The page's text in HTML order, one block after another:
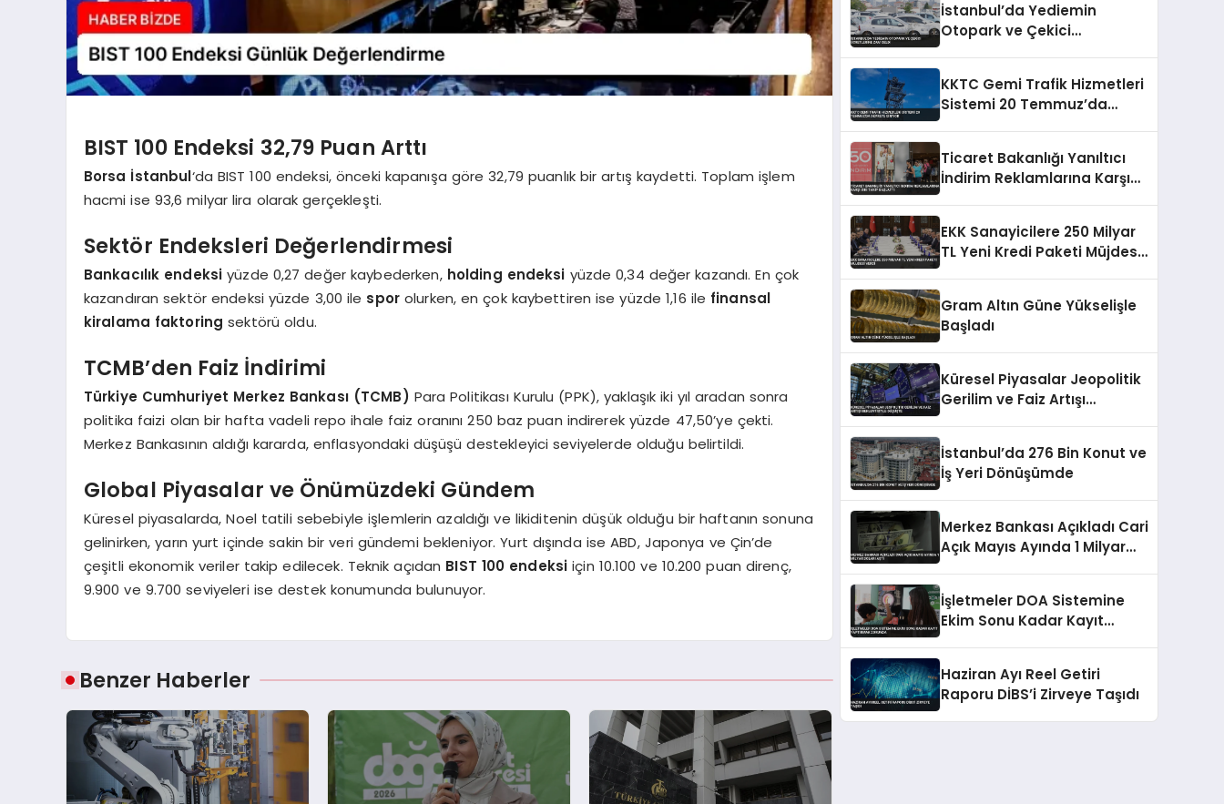
BIST 100 Endeksi 32,79 Puan Arttı
Borsa İstanbul‘da BIST 100 endeksi, önceki kapanışa göre 32,79 puanlık bir artış kaydetti. Toplam işlem
hacmi ise 93,6 milyar lira olarak gerçekleşti.
Sektör Endeksleri Değerlendirmesi
Bankacılık endeksi yüzde 0,27 değer kaybederken, holding endeksi yüzde 0,34 değer kazandı. En çok
kazandıran sektör endeksi yüzde 3,00 ile spor olurken, en çok kaybettiren ise yüzde 1,16 ile finansal
kiralama faktoring sektörü oldu.
TCMB’den Faiz İndirimi
Türkiye Cumhuriyet Merkez Bankası (TCMB) Para Politikası Kurulu (PPK), yaklaşık iki yıl aradan sonra
politika faizi olan bir hafta vadeli repo ihale faiz oranını 250 baz puan indirerek yüzde 47,50’ye çekti.
Merkez Bankasının aldığı kararda, enflasyondaki düşüşü destekleyici seviyelerde olduğu belirtildi.
Global Piyasalar ve Önümüzdeki Gündem
Küresel piyasalarda, Noel tatili sebebiyle işlemlerin azaldığı ve likiditenin düşük olduğu bir haftanın sonuna
gelinirken, yarın yurt içinde sakin bir veri gündemi bekleniyor. Yurt dışında ise ABD, Japonya ve Çin’de
çeşitli ekonomik veriler takip edilecek. Teknik açıdan BIST 100 endeksi için 10.100 ve 10.200 puan direnç,
9.900 ve 9.700 seviyeleri ise destek konumunda bulunuyor.
Benzer Haberler
İstanbul’da Yediemin
Otopark ve Çekici
KKTC Gemi Trafik Hizmetleri
Sistemi 20 Temmuz’da
Ticaret Bakanlığı Yanıltıcı
İndirim Reklamlarına Karşı
EKK Sanayicilere 250 Milyar
TL Yeni Kredi Paketi Müjdesi
Gram Altın Güne Yükselişle
Başladı
Küresel Piyasalar Jeopolitik
Gerilim ve Faiz Artışı
İstanbul’da 276 Bin Konut ve
İş Yeri Dönüşümde
Merkez Bankası Açıkladı Cari
Açık Mayıs Ayında 1 Milyar
İşletmeler DOA Sistemine
Ekim Sonu Kadar Kayıt
Haziran Ayı Reel Getiri
Raporu DİBS’i Zirveye Taşıdı